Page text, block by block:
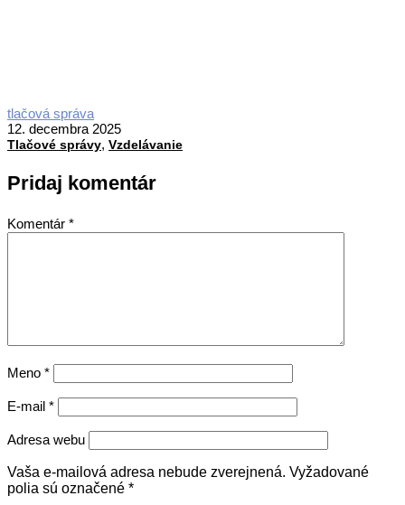
2025-
12-
12
tlačová správa
12. decembra 2025
Tlačové správy, Vzdelávanie
Pridaj komentár
Komentár *
Meno *
E-mail *
Adresa webu
Vaša e-mailová adresa nebude zverejnená. Vyžadované
polia sú označené *